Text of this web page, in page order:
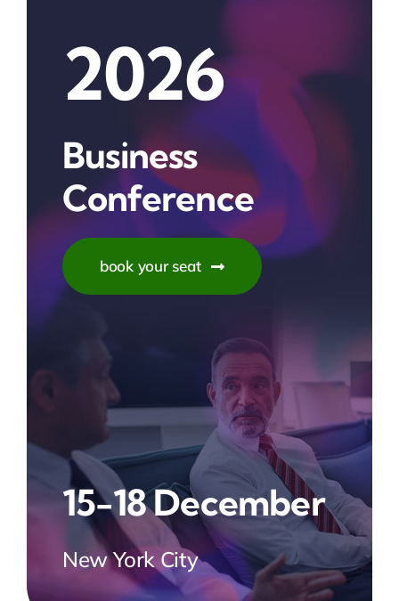
2026
Business
Conference
book your seat
15-18 December
New York City